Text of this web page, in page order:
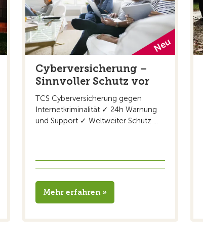
Cyberversicherung –
Sinnvoller Schutz vor
TCS Cyberversicherung gegen
Internetkriminalität ✓ 24h Warnung
und Support ✓ Weltweiter Schutz ...
Mehr erfahren »